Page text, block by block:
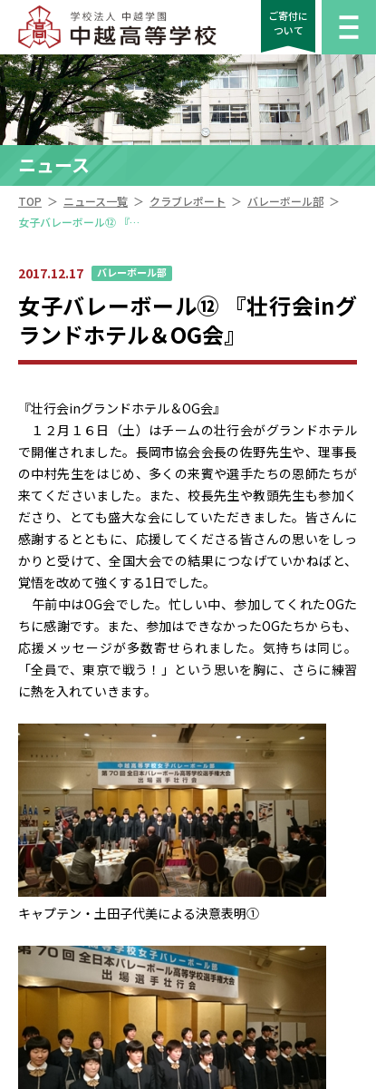
ご寄付に
ついて
ニュース
TOP ＞ ニュース一覧 ＞ クラブレポート ＞ バレーボール部 ＞
女子バレーボール⑫ 『壮行会inグランドホテル＆OG会』
2017.12.17 バレーボール部
女子バレーボール⑫ 『壮行会inグ
ランドホテル＆OG会』
『壮行会inグランドホテル＆OG会』
１２月１６日（土）はチームの壮行会がグランドホテル
で開催されました。長岡市協会会長の佐野先生や、理事長
の中村先生をはじめ、多くの来賓や選手たちの恩師たちが
来てくださいました。また、校長先生や教頭先生も参加く
ださり、とても盛大な会にしていただきました。皆さんに
感謝するとともに、応援してくださる皆さんの思いをしっ
かりと受けて、全国大会での結果につなげていかねばと、
覚悟を改めて強くする1日でした。
午前中はOG会でした。忙しい中、参加してくれたOGた
ちに感謝です。また、参加はできなかったOGたちからも、
応援メッセージが多数寄せられました。気持ちは同じ。
「全員で、東京で戦う！」という思いを胸に、さらに練習
に熱を入れていきます。
キャプテン・土田子代美による決意表明①